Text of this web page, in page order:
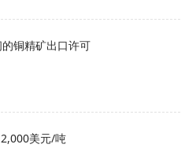
选的黄杂铜与紫杂铜直接
（含铜要求超过90%）。
铜精矿出口许可
美元/吨